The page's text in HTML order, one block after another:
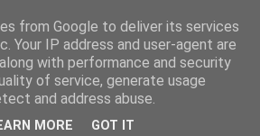
from Google to deliver its services
Your IP address and user-agent are
with performance and security
of service, generate usage
and address abuse.
MORE GOT IT